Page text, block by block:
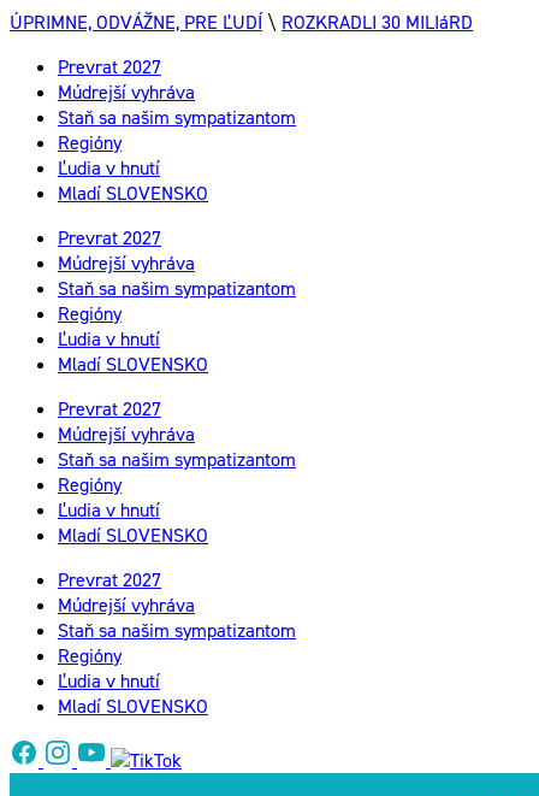
ÚPRIMNE, ODVÁŽNE, PRE ĽUDÍ \ ROZKRADLI 30 MILIáRD
Prevrat 2027
Múdrejší vyhráva
Staň sa našim sympatizantom
Regióny
Ľudia v hnutí
Mladí SLOVENSKO
Prevrat 2027
Múdrejší vyhráva
Staň sa našim sympatizantom
Regióny
Ľudia v hnutí
Mladí SLOVENSKO
Prevrat 2027
Múdrejší vyhráva
Staň sa našim sympatizantom
Regióny
Ľudia v hnutí
Mladí SLOVENSKO
Prevrat 2027
Múdrejší vyhráva
Staň sa našim sympatizantom
Regióny
Ľudia v hnutí
Mladí SLOVENSKO